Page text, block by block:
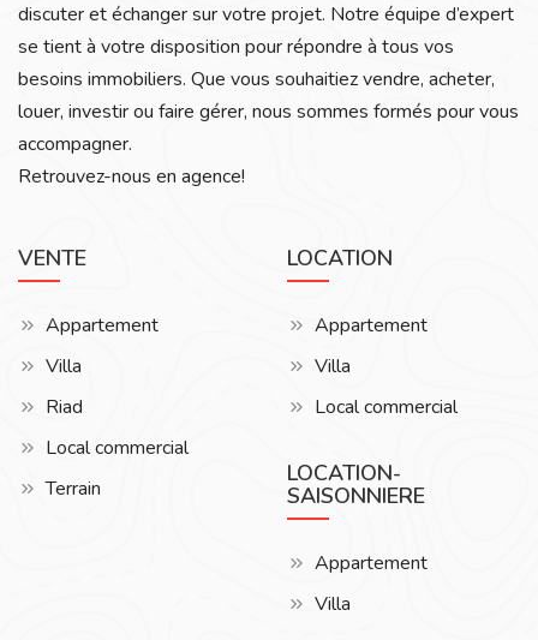
discuter et échanger sur votre projet. Notre équipe d’expert
se tient à votre disposition pour répondre à tous vos
besoins immobiliers. Que vous souhaitiez vendre, acheter,
louer, investir ou faire gérer, nous sommes formés pour vous
accompagner.
Retrouvez-nous en agence!
VENTE
Appartement
Villa
Riad
Local commercial
Terrain
LOCATION
Appartement
Villa
Local commercial
LOCATION-
SAISONNIERE
Appartement
Villa